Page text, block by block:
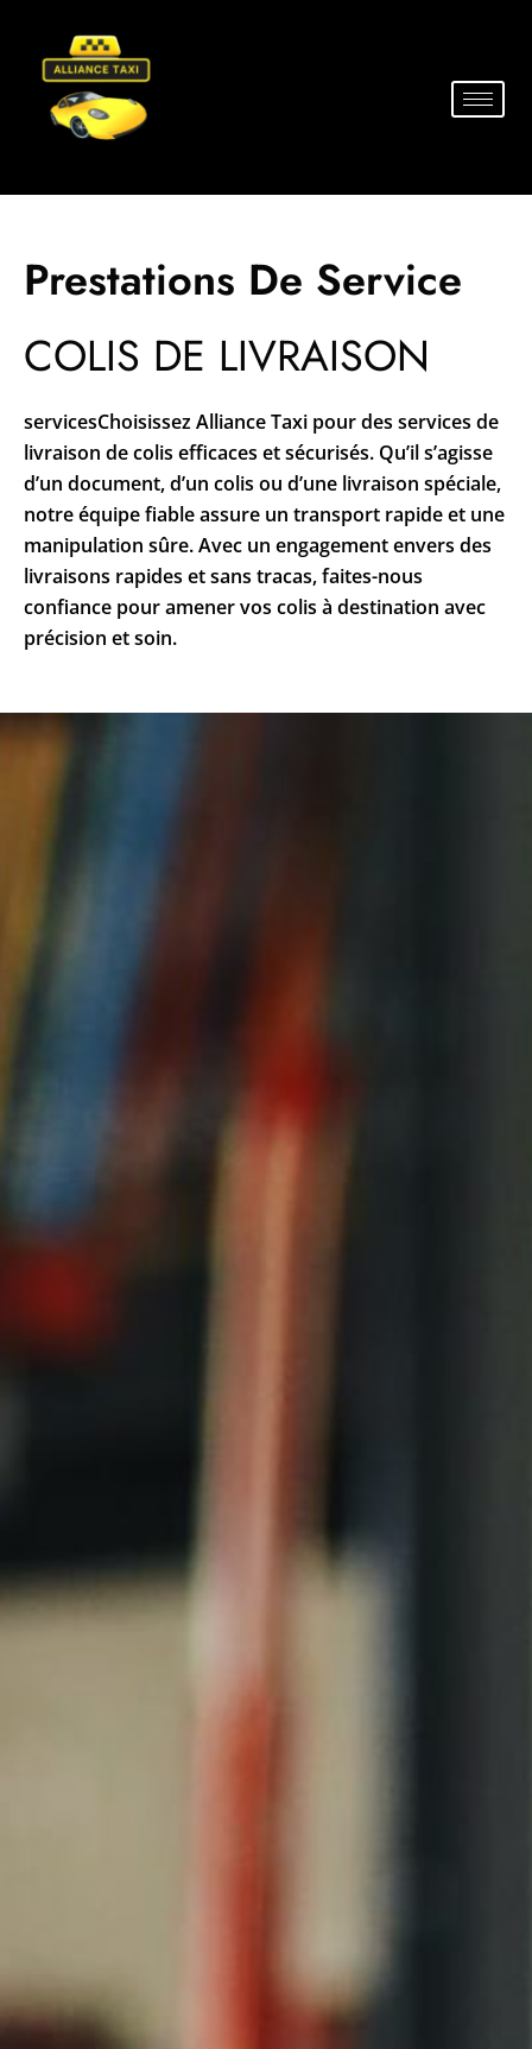
Prestations De Service
COLIS DE LIVRAISON
servicesChoisissez Alliance Taxi pour des services de
livraison de colis efficaces et sécurisés. Qu’il s’agisse
d’un document, d’un colis ou d’une livraison spéciale,
notre équipe fiable assure un transport rapide et une
manipulation sûre. Avec un engagement envers des
livraisons rapides et sans tracas, faites-nous
confiance pour amener vos colis à destination avec
précision et soin.